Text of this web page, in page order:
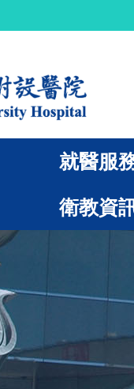
就醫服
衛教資